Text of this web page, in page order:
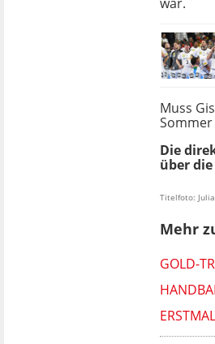
Muss
Sommer
Die
über
Titelfoto:
Mehr
GOLD-